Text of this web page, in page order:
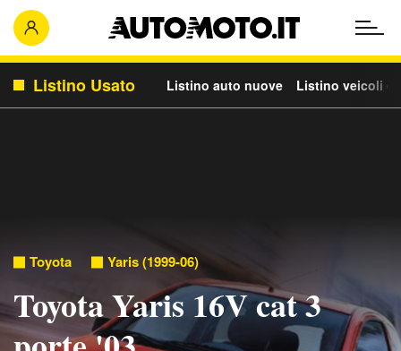
Listino Usato Listino auto nuove Listino veicoli
Toyota Yaris (1999-06)
Toyota Yaris 16V cat 3